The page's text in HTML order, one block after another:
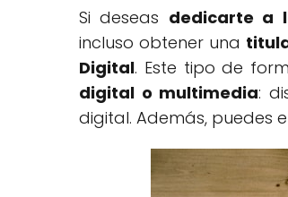
Si deseas dedicarte a
incluso obtener una
Digital. Este tipo de
digital o multimedia:
digital. Además, puedes